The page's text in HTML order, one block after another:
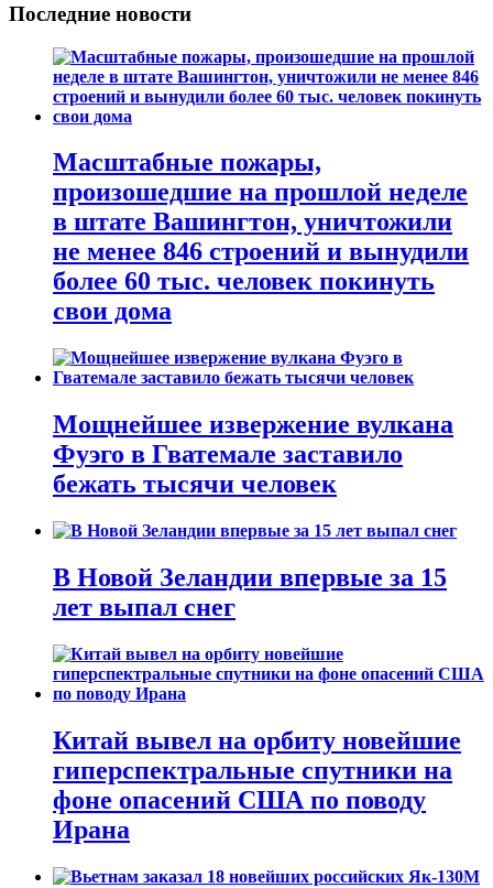
Последние новости
Масштабные пожары,
произошедшие на прошлой неделе
в штате Вашингтон, уничтожили
не менее 846 строений и вынудили
более 60 тыс. человек покинуть
свои дома
Мощнейшее извержение вулкана
Фуэго в Гватемале заставило
бежать тысячи человек
В Новой Зеландии впервые за 15
лет выпал снег
Китай вывел на орбиту новейшие
гиперспектральные спутники на
фоне опасений США по поводу
Ирана